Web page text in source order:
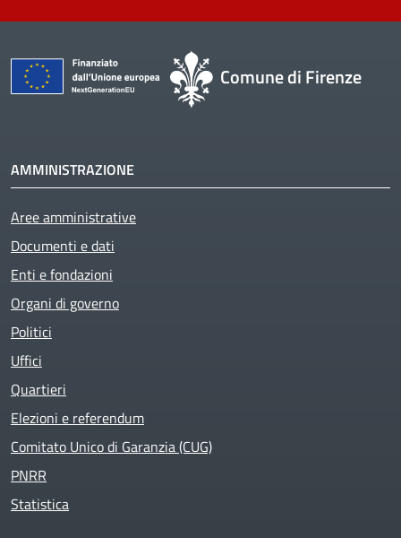
Comune di Firenze
AMMINISTRAZIONE
Aree amministrative
Documenti e dati
Enti e fondazioni
Organi di governo
Politici
Uffici
Quartieri
Elezioni e referendum
Comitato Unico di Garanzia (CUG)
PNRR
Statistica